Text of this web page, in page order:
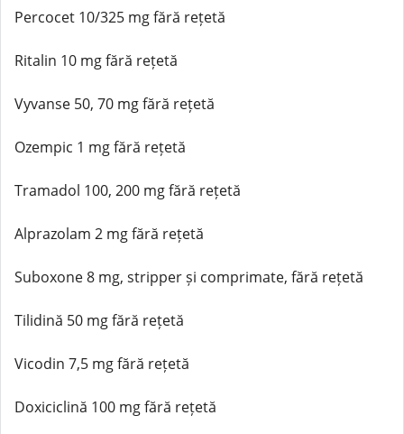
Percocet 10/325 mg fără rețetă
Ritalin 10 mg fără rețetă
Vyvanse 50, 70 mg fără rețetă
Ozempic 1 mg fără rețetă
Tramadol 100, 200 mg fără rețetă
Alprazolam 2 mg fără rețetă
Suboxone 8 mg, stripper și comprimate, fără rețetă
Tilidină 50 mg fără rețetă
Vicodin 7,5 mg fără rețetă
Doxiciclină 100 mg fără rețetă